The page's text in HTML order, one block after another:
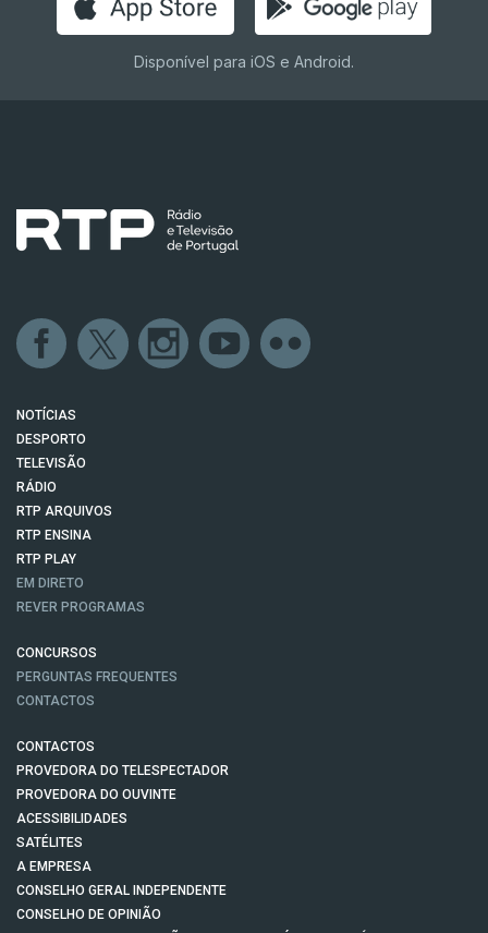
Disponível para iOS e Android.
NOTÍCIAS
DESPORTO
TELEVISÃO
RÁDIO
RTP ARQUIVOS
RTP ENSINA
RTP PLAY
EM DIRETO
REVER PROGRAMAS
CONCURSOS
PERGUNTAS FREQUENTES
CONTACTOS
CONTACTOS
PROVEDORA DO TELESPECTADOR
PROVEDORA DO OUVINTE
ACESSIBILIDADES
SATÉLITES
A EMPRESA
CONSELHO GERAL INDEPENDENTE
CONSELHO DE OPINIÃO